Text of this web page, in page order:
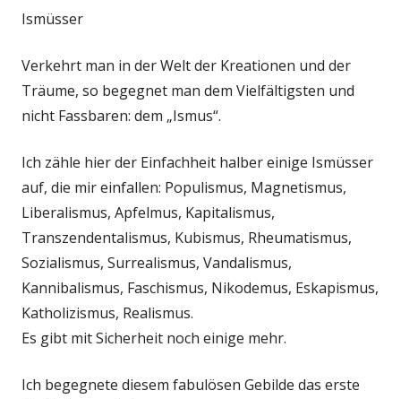
Ismüsser
Verkehrt man in der Welt der Kreationen und der
Träume, so begegnet man dem Vielfältigsten und
nicht Fassbaren: dem „Ismus“.
Ich zähle hier der Einfachheit halber einige Ismüsser
auf, die mir einfallen: Populismus, Magnetismus,
Liberalismus, Apfelmus, Kapitalismus,
Transzendentalismus, Kubismus, Rheumatismus,
Sozialismus, Surrealismus, Vandalismus,
Kannibalismus, Faschismus, Nikodemus, Eskapismus,
Katholizismus, Realismus.
Es gibt mit Sicherheit noch einige mehr.
Ich begegnete diesem fabulösen Gebilde das erste